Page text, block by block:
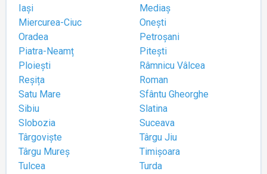
Iași
Mediaș
Miercurea-Ciuc
Onești
Oradea
Petroșani
Piatra-Neamț
Pitești
Ploiești
Râmnicu Vâlcea
Reșița
Roman
Satu Mare
Sfântu Gheorghe
Sibiu
Slatina
Slobozia
Suceava
Târgoviște
Târgu Jiu
Târgu Mureș
Timișoara
Tulcea
Turda